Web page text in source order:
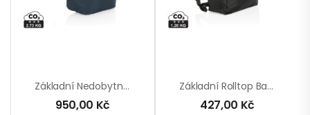
Základní Nedobytný Batoh Impact Z RPET AWARE™
950,00 Kč
Základní Rolltop Batoh Impact Z RPET AWARE™
427,00 Kč